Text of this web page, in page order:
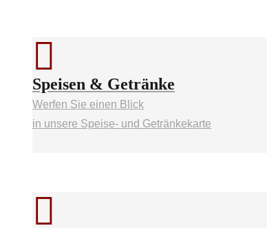
Speisen & Getränke
Werfen Sie einen Blick
in unsere Speise- und Getränkekarte